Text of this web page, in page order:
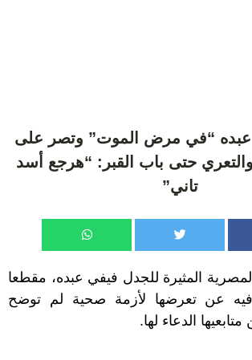
عبده “في مرض الموت” وتصر على
حتى باب القبر: “هرجع أسد
تاني”
المثيرة للجدل فيفي عبده، مقطعا
عن تعرضها لأزمة صحية لم توضح
الدعاء لها.